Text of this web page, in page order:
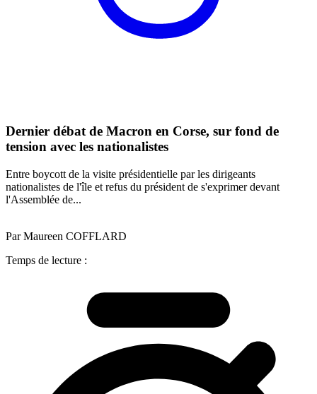
Dernier débat de Macron en Corse, sur fond de
tension avec les nationalistes
Entre boycott de la visite présidentielle par les dirigeants
nationalistes de l'île et refus du président de s'exprimer devant
l'Assemblée de...
Par Maureen COFFLARD
Temps de lecture :